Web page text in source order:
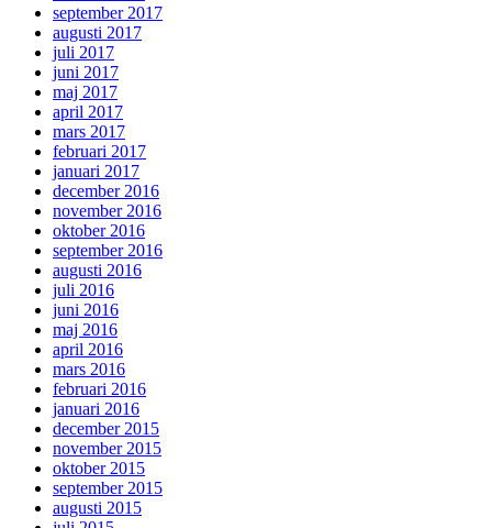
september 2017
augusti 2017
juli 2017
juni 2017
maj 2017
april 2017
mars 2017
februari 2017
januari 2017
december 2016
november 2016
oktober 2016
september 2016
augusti 2016
juli 2016
juni 2016
maj 2016
april 2016
mars 2016
februari 2016
januari 2016
december 2015
november 2015
oktober 2015
september 2015
augusti 2015